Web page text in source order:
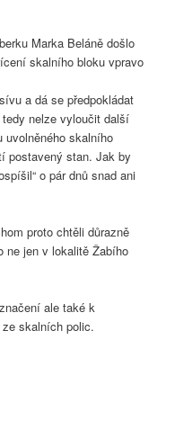
Marka Beláně došlo
skalního bloku vpravo
a dá se předpokládat
nelze vyloučit další
uvolněného skalního
postavený stan. Jak by
o pár dnů snad ani
proto chtěli důrazně
ne jen v lokalitě Žabího
ale také k
skalních polic.